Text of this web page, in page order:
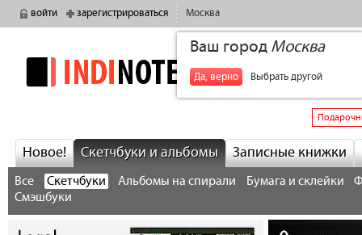
войти зарегистрироваться Москва
Ваш город Москва
Да, верно Выбрать другой
indinotes
Новое! Скетчбуки и альбомы Записные книжки
Все Скетчбуки Альбомы на спирали Бумага и склейки
Смэшбуки